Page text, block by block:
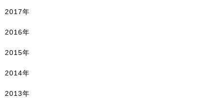
2017年
2016年
2015年
2014年
2013年